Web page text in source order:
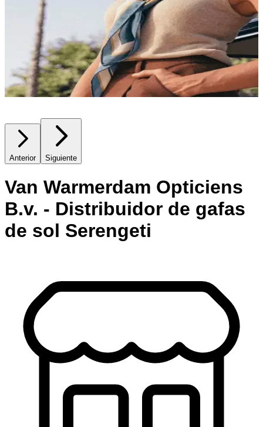
Anterior Siguiente
Van Warmerdam Opticiens
B.v. - Distribuidor de gafas
de sol Serengeti